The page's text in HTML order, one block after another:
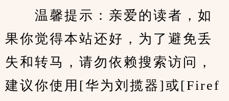
温馨提示：亲爱的读者，如
果你觉得本站还好，为了避免丢
失和转马，请勿依赖搜索访问，
建议你使用[华为刘揽器]或[Firef